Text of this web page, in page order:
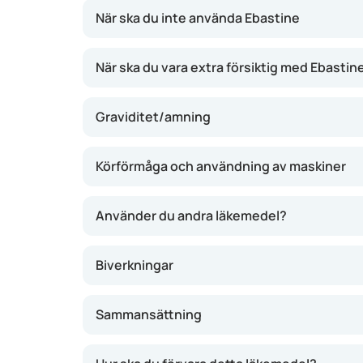
När ska du inte använda Ebastine
När ska du vara extra försiktig med
Graviditet/amning
Körförmåga och användning av maskiner
Använder du andra läkemedel?
Biverkningar
Sammansättning